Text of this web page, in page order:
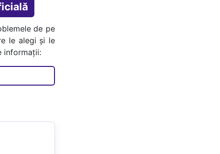
de pe
le alegi și le
informații: